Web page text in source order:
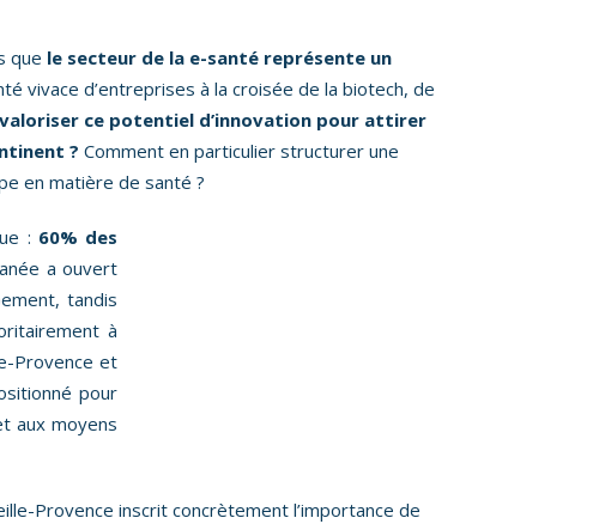
que le secteur de la e-santé représente un
vivace d’entreprises à la croisée de la biotech, de
ce potentiel d’innovation pour attirer
? Comment en particulier structurer une
en matière de santé ?
: 60% des
a ouvert
tandis
à
Provence et
pour
aux moyens
Provence inscrit concrètement l’importance de